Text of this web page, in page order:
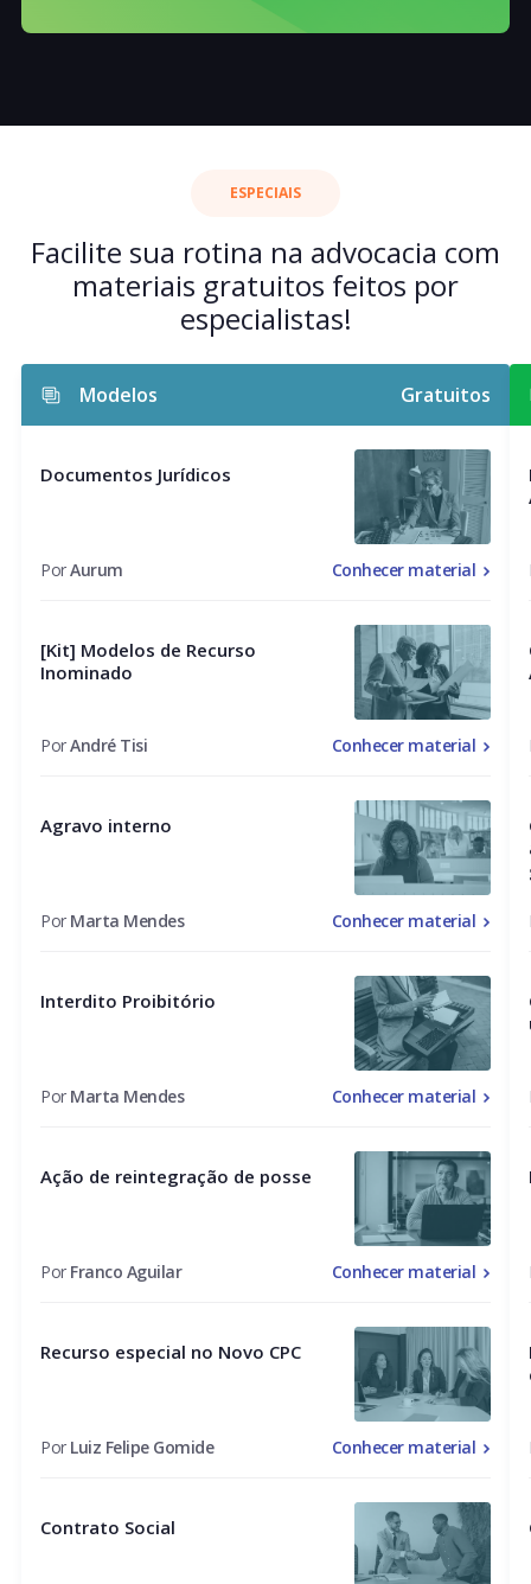
ESPECIAIS
Facilite sua rotina na advocacia com
materiais gratuitos feitos por
especialistas!
Modelos Gratuitos
Documentos Jurídicos
PorAurum Conhecer material
[Kit] Modelos de Recurso
Inominado
PorAndré Tisi Conhecer material
Agravo interno
Por Marta Mendes Conhecer material
Interdito Proibitório
Por Marta Mendes Conhecer material
Ação de reintegração de posse
Por Franco Aguilar Conhecer material
Recurso especial no Novo CPC
Por Luiz Felipe Gomide Conhecer material
Contrato Social